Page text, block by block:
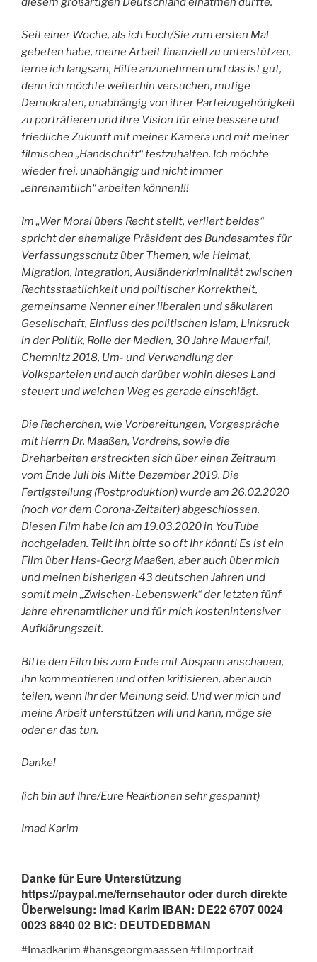
Seit einer Woche, als ich Euch/Sie zum ersten Mal
gebeten habe, meine Arbeit finanziell zu unterstützen,
lerne ich langsam, Hilfe anzunehmen und das ist gut,
denn ich möchte weiterhin versuchen, mutige
Demokraten, unabhängig von ihrer Parteizugehörigkeit
zu porträtieren und ihre Vision für eine bessere und
friedliche Zukunft mit meiner Kamera und mit meiner
filmischen „Handschrift“ festzuhalten. Ich möchte
wieder frei, unabhängig und nicht immer
„ehrenamtlich“ arbeiten können!!!
Im „Wer Moral übers Recht stellt, verliert beides“
spricht der ehemalige Präsident des Bundesamtes für
Verfassungsschutz über Themen, wie Heimat,
Migration, Integration, Ausländerkriminalität zwischen
Rechtsstaatlichkeit und politischer Korrektheit,
gemeinsame Nenner einer liberalen und säkularen
Gesellschaft, Einfluss des politischen Islam, Linksruck
in der Politik, Rolle der Medien, 30 Jahre Mauerfall,
Chemnitz 2018, Um- und Verwandlung der
Volksparteien und auch darüber wohin dieses Land
steuert und welchen Weg es gerade einschlägt.
Die Recherchen, wie Vorbereitungen, Vorgespräche
mit Herrn Dr. Maaßen, Vordrehs, sowie die
Dreharbeiten erstreckten sich über einen Zeitraum
vom Ende Juli bis Mitte Dezember 2019. Die
Fertigstellung (Postproduktion) wurde am 26.02.2020
(noch vor dem Corona-Zeitalter) abgeschlossen.
Diesen Film habe ich am 19.03.2020 in YouTube
hochgeladen. Teilt ihn bitte so oft Ihr könnt! Es ist ein
Film über Hans-Georg Maaßen, aber auch über mich
und meinen bisherigen 43 deutschen Jahren und
somit mein „Zwischen-Lebenswerk“ der letzten fünf
Jahre ehrenamtlicher und für mich kostenintensiver
Aufklärungszeit.
Bitte den Film bis zum Ende mit Abspann anschauen,
ihn kommentieren und offen kritisieren, aber auch
teilen, wenn Ihr der Meinung seid. Und wer mich und
meine Arbeit unterstützen will und kann, möge sie
oder er das tun.
Danke!
(ich bin auf Ihre/Eure Reaktionen sehr gespannt)
Imad Karim
Danke für Eure Unterstützung
https://paypal.me/fernsehautor oder durch direkte
Überweisung: Imad Karim IBAN: DE22 6707 0024
0023 8840 02 BIC: DEUTDEDBMAN
#Imadkarim #hansgeorgmaassen #filmportrait